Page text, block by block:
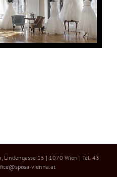
Lindengasse 15 | 1070 Wien | Tel. 43
vienna.at